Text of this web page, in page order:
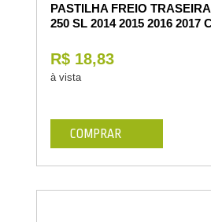
PASTILHA FREIO
250 SL 2014 2015 2016 2017
R$ 18,83
à vista
COMPRAR